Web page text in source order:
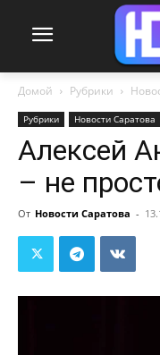
Домой Рубрики
Рубрики Новости Саратова
Алексей
– не
От Новости Саратова -